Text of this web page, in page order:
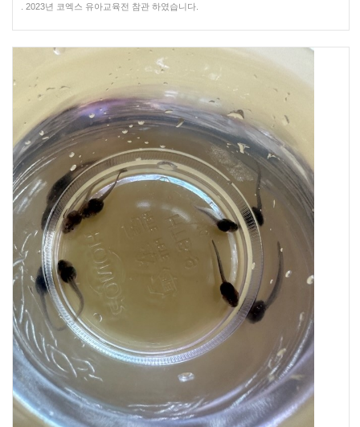
. 2023년 코엑스 유아교육전 참관 하였습니다.